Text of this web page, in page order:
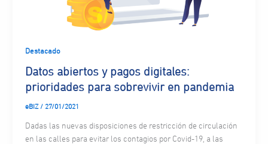
Destacado
Datos abiertos y pagos digitales:
prioridades para sobrevivir en pandemia
eBIZ / 27/01/2021
Dadas las nuevas disposiciones de restricción de circulación
en las calles para evitar los contagios por Covid-19, a las